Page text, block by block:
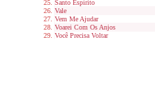
Santo Espírito
Vale
Vem Me Ajudar
Voarei Com Os Anjos
Você Precisa Voltar